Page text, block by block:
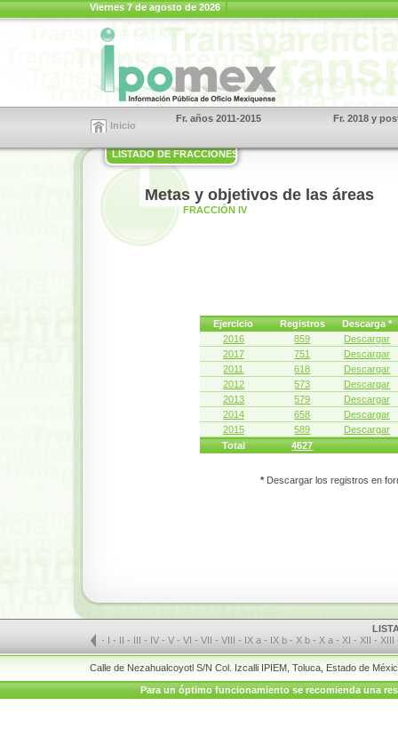
Viernes 7 de agosto de 2026
Inicio
Fr. años 2011-2015 Fr. 2018 y
LISTADO DE FRACCIONES
Metas y objetivos de las áreas
FRACCIÓN IV
Ejercicio Registros
Descarga *
2016
859
Descargar
2017
751
Descargar
2011
618
Descargar
2012
573
Descargar
2013
579
Descargar
2014
658
Descargar
2015
589
Descargar
Total
4627
* Descargar los registros en
- I- II- III- IV-V-VI-VII-VIII- IX a - IX b - X b - X a - XI- XII- XIII
Calle de Nezahualcoyotl S/N Col. Izcalli IPIEM, Toluca, Estado de
Para un óptimo funcionamiento se recomienda una